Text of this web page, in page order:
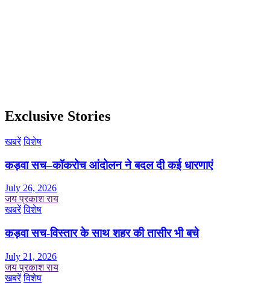
Exclusive Stories
खबरें विशेष
कड़वा सच–कॉकरोच आंदोलन ने बदल दी कई धारणाएं
July 26, 2026
जय प्रकाश राय
खबरें विशेष
कड़वा सच-विस्तार के साथ शहर की तासीर भी बचे
July 21, 2026
जय प्रकाश राय
खबरें विशेष